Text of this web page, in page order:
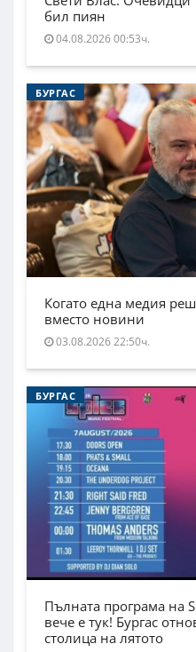
бил пиян
04.08.2026 00:53ч.
БУРГАС
Когато една медия
вместо новини
03.08.2026 22:50ч.
БУРГАС
Пълната програма на
вече е тук! Бургас
столица на лятото